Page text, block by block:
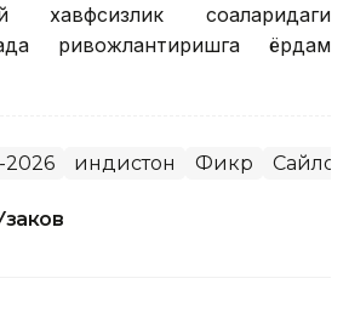
хавфсизлик соҳаларидаги
ривожлантиришга ёрдам
2026 Ҳиндистон Фикр Сайлов